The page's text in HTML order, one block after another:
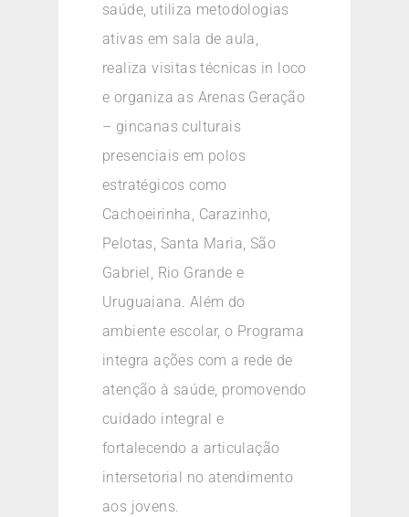
saúde, utiliza metodologias
ativas em sala de aula,
realiza visitas técnicas in loco
e organiza as Arenas Geração
– gincanas culturais
presenciais em polos
estratégicos como
Cachoeirinha, Carazinho,
Pelotas, Santa Maria, São
Gabriel, Rio Grande e
Uruguaiana. Além do
ambiente escolar, o Programa
integra ações com a rede de
atenção à saúde, promovendo
cuidado integral e
fortalecendo a articulação
intersetorial no atendimento
aos jovens.